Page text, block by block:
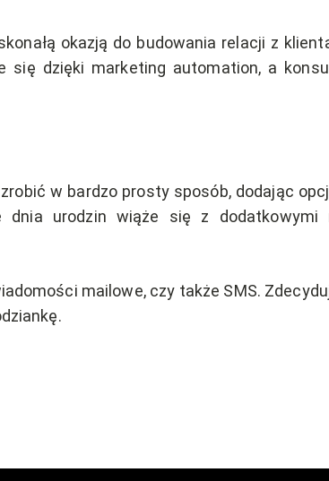
okazją do budowania relacji z
dzięki marketing automation, a
w bardzo prosty sposób, dodając
urodzin wiąże się z dodatkowymi
mailowe, czy także SMS.